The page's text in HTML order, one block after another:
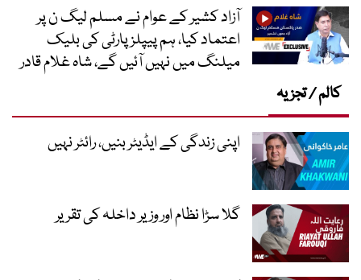
آزاد کشیر کے عوام نے مسلم لیگ ن پر
اعتماد کیا، ہم پیپلز پارٹی کی بلیک
میلنگ میں نہیں آئیں گے، شاہ غلام قادر
کالم / تجزیہ
اپنی زندگی کے ایڈیٹر بنیں، رائٹر نہیں
گلا سڑا نظام اور وزیر داخلہ کی تقریر